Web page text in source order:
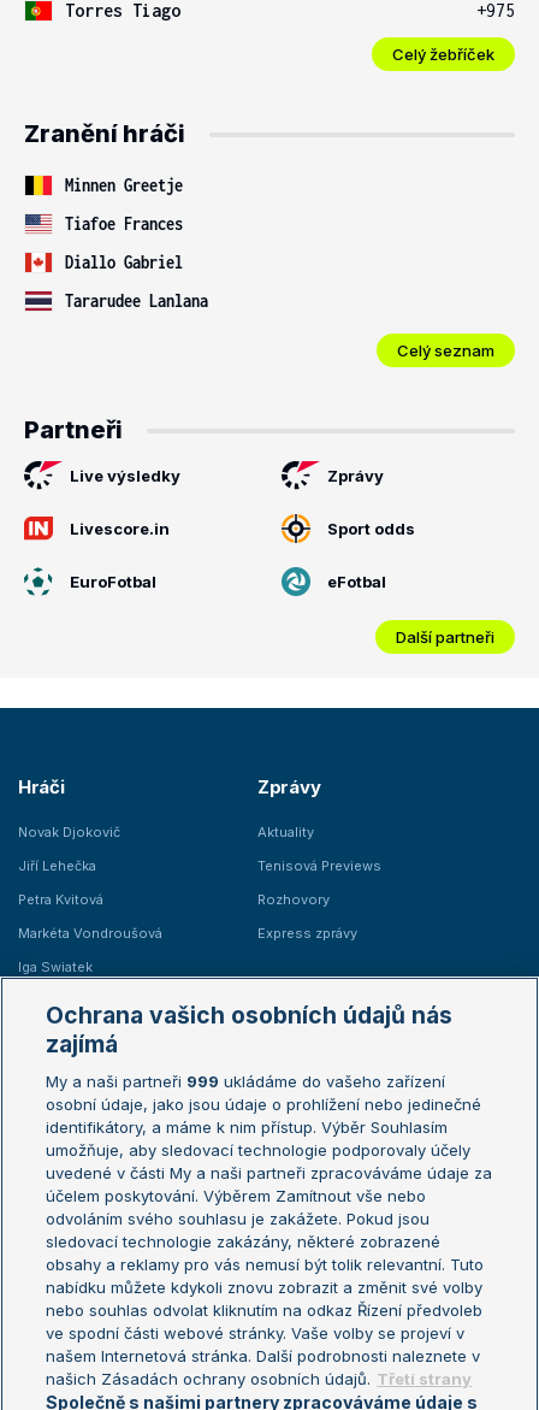
Torres Tiago
+975
Celý žebříček
Zranění hráči
Minnen Greetje
Tiafoe Frances
Diallo Gabriel
Tararudee Lanlana
Celý seznam
Partneři
Live výsledky Zprávy
Livescore.in Sport odds
EuroFotbal eFotbal
Další partneři
Hráči
Novak Djokovič
Jiří Lehečka
Petra Kvitová
Markéta Vondroušová
Iga Swiatek
Zprávy
Aktuality
Tenisová Previews
Rozhovory
Express zprávy
Žebříčky
Žebříček ATP (muži)
Žebříček WTA (ženy)
Sázkařský žebříček
Australian Open
French Open
Wimbledon
US Open
Turnaj mistrů
Turnaj mistryň
Aktualní trendy
Fotbalové přestupy
Livesport Daily
LS Prague Open
Ochrana vašich osobních údajů nás
zajímá
My a naši partneři 999 ukládáme do vašeho zařízení
osobní údaje, jako jsou údaje o prohlížení nebo jedinečné
identifikátory, a máme k nim přístup. Výběr Souhlasím
umožňuje, aby sledovací technologie podporovaly účely
uvedené v části My a naši partneři zpracováváme údaje za
účelem poskytování. Výběrem Zamítnout vše nebo
odvoláním svého souhlasu je zakážete. Pokud jsou
sledovací technologie zakázány, některé zobrazené
obsahy a reklamy pro vás nemusí být tolik relevantní. Tuto
nabídku můžete kdykoli znovu zobrazit a změnit své volby
nebo souhlas odvolat kliknutím na odkaz Řízení předvoleb
ve spodní části webové stránky. Vaše volby se projeví v
našem Internetová stránka. Další podrobnosti naleznete v
našich Zásadách ochrany osobních údajů. Třetí strany
Společně s našimi partnery zpracováváme údaje s